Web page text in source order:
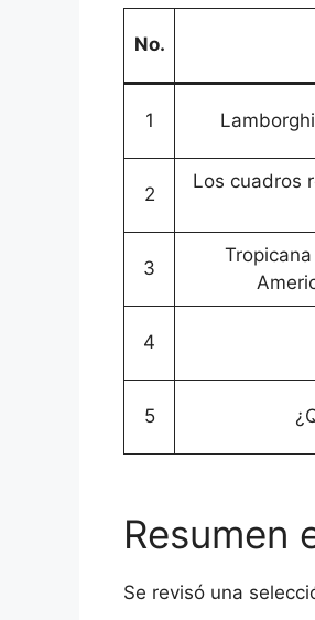
No.
1
2
Los cuadros
3
4
5
Resumen
Se revisó una